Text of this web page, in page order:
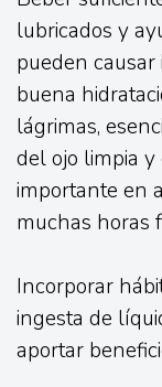
lubricados y
pueden
buena
lágrimas,
del ojo limpia y
importante en
muchas horas
Incorporar
ingesta de
aportar